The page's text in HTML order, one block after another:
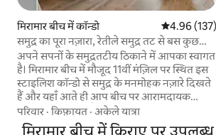
मिरामार बीच में कॉन्डो औसत रेटिंग 5
4.96 (137)
समुद्र का पूरा नज़ारा, रेतीले समुद्र तट से बस कुछ
कदम दूर, पूल / हॉट टब
अपने सपनों के समुद्रतटीय ठिकाने में आपका स्वागत
है। मिरामार बीच में मौजूद 11वीं मंज़िल पर स्थित इस
स्टाइलिश कॉन्डो से समुद्र के मनमोहक नज़ारे दिखते
हैं और यहाँ आते ही आप बीच पर आरामदायक
छुट्टियाँ बिता सकते हैं। बस कुछ ही कदम दूर सीधे
बीच तक जाने की सुविधा का मज़ा लें, साथ ही धूप
परिवार ·किफ़ायत · अकेले यात्रा